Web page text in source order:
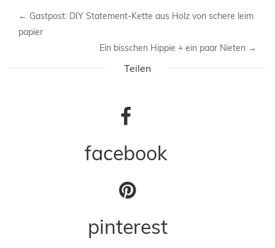
← Gastpost: DIY Statement-Kette aus Holz von schere leim
papier
Ein bisschen Hippie + ein paar Nieten →
Teilen
facebook
pinterest